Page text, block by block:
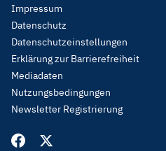
Footer
Menu
Legal
Impressum
Datenschutz
Datenschutzeinstellungen
Erklärung zur Barrierefreiheit
Mediadaten
Nutzungsbedingungen
Newsletter Registrierung